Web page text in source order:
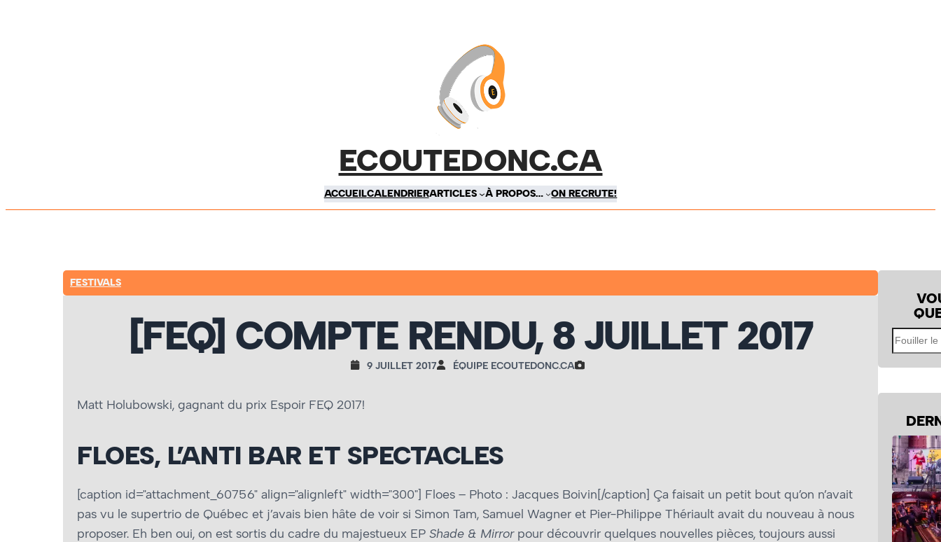
ECOUTEDONC.CA
ACCUEILCALENDRIERARTICLES À PROPOS… ON RECRUTE!
FESTIVALS
[FEQ] COMPTE RENDU, 8 JUILLET 2017
9 JUILLET 2017 ÉQUIPE ECOUTEDONC.CA
Matt Holubowski, gagnant du prix Espoir FEQ 2017!
FLOES, L’ANTI BAR ET SPECTACLES
[caption id="attachment_60756" align="alignleft" width="300"] Floes – Photo : Jacques Boivin[/caption] Ça faisait un petit bout qu’on n’avait
pas vu le supertrio de Québec et j’avais bien hâte de voir si Simon Tam, Samuel Wagner et Pier-Philippe Thériault avait du nouveau à nous
proposer. Eh ben oui, on est sortis du cadre du majestueux EP Shade & Mirror pour découvrir quelques nouvelles pièces, toujours aussi
Fouiller
le
site